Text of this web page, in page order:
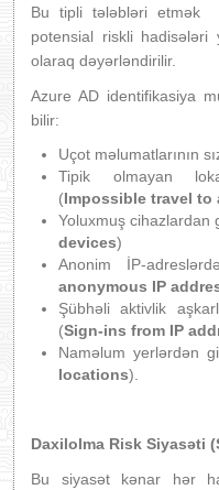
Bu tipli tələbləri
potensial riskli
olaraq dəyərləndirilir.
Azure AD identifikasiya
bilir:
Uçot məlumatlarının
Tipik olmayan
(Impossible travel
Yoluxmuş cihazlardan
devices)
Anonim İP-
anonymous IP
Şübhəli aktivlik
(Sign-ins from IP
Naməlum yerlərdən
locations).
Daxilolma Risk Siyasəti (
Bu siyasət kənar hər